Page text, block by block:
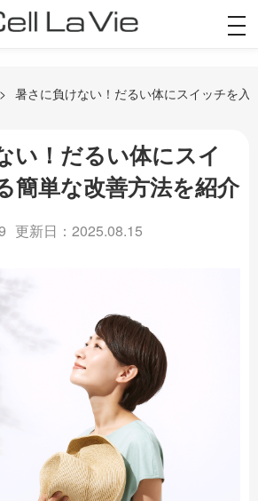
暑さに負けない！だるい体にスイッチを入
い！だるい体にスイ
簡単な改善方法を紹介
更新日：2025.08.15